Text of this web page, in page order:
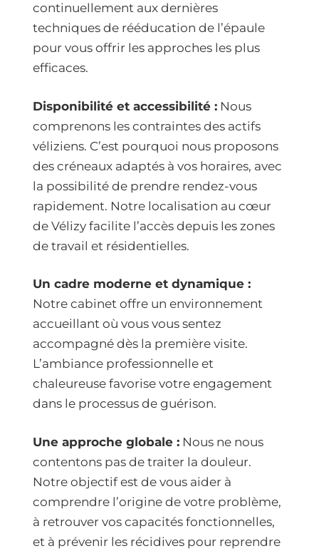
continuellement aux dernières
techniques de rééducation de l’épaule
pour vous offrir les approches les plus
efficaces.
Disponibilité et accessibilité : Nous
comprenons les contraintes des actifs
véliziens. C’est pourquoi nous proposons
des créneaux adaptés à vos horaires, avec
la possibilité de prendre rendez-vous
rapidement. Notre localisation au cœur
de Vélizy facilite l’accès depuis les zones
de travail et résidentielles.
Un cadre moderne et dynamique :
Notre cabinet offre un environnement
accueillant où vous vous sentez
accompagné dès la première visite.
L’ambiance professionnelle et
chaleureuse favorise votre engagement
dans le processus de guérison.
Une approche globale : Nous ne nous
contentons pas de traiter la douleur.
Notre objectif est de vous aider à
comprendre l’origine de votre problème,
à retrouver vos capacités fonctionnelles,
et à prévenir les récidives pour reprendre